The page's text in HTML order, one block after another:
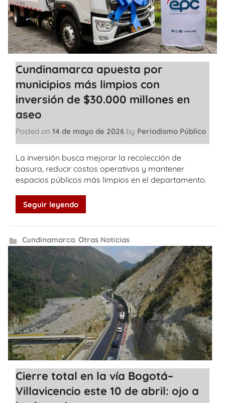
Cundinamarca apuesta por
municipios más limpios con
inversión de $30.000 millones en
aseo
Posted on 14 de mayo de 2026 by Periodismo Público
La inversión busca mejorar la recolección de
basura, reducir costos operativos y mantener
espacios públicos más limpios en el departamento.
Seguir leyendo
Cundinamarca, Otras Noticias
Cierre total en la vía Bogotá–
Villavicencio este 10 de abril: ojo a